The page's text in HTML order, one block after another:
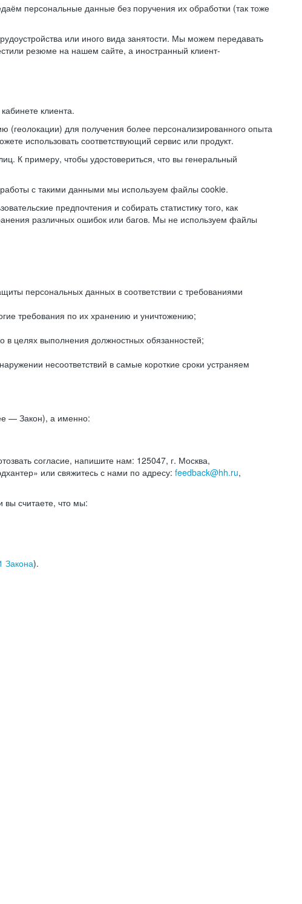
персональные данные без поручения их обработки (так тоже
или иного вида занятости. Мы можем передавать
резюме на нашем сайте, а иностранный клиент-
клиента.
для получения более персонализированного опыта
использовать соответствующий сервис или продукт.
К примеру, чтобы удостовериться, что вы генеральный
с такими данными мы используем файлы cookie.
предпочтения и собирать статистику того, как
различных ошибок или багов. Мы не используем файлы
персональных данных в соответствии с требованиями
требования по их хранению и уничтожению;
в целях выполнения должностных обязанностей;
несоответствий в самые короткие сроки устраняем
— Закон), а именно:
согласие, напишите нам: 125047, г. Москва,
или свяжитесь с нами по адресу: feedback@hh.ru,
вы считаете, что мы:
Закона).